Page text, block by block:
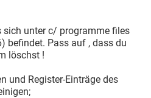
sich unter c/ programme files
befindet. Pass auf , dass du
löschst !
und Register-Einträge des